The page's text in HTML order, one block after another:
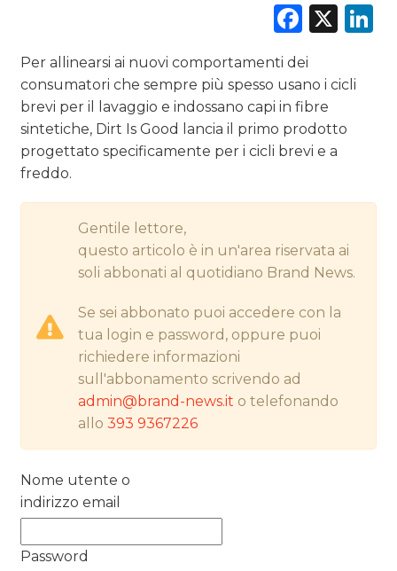
RICERCHE
PREVISIONI/SCENARI
NORMATIVE
CASE HISTORY
X
Per allinearsi ai nuovi comportamenti dei
consumatori che sempre più spesso usano i cicli
brevi per il lavaggio e indossano capi in fibre
sintetiche, Dirt Is Good lancia il primo prodotto
progettato specificamente per i cicli brevi e a
freddo.
Gentile lettore,
questo articolo è in un'area riservata ai
soli abbonati al quotidiano Brand News.
Se sei abbonato puoi accedere con la
tua login e password, oppure puoi
richiedere informazioni
sull'abbonamento scrivendo ad
admin@brand-news.it o telefonando
allo393 9367226
Nome utente o
indirizzo email
Password